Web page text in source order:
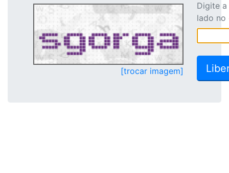
[trocar imagem]
Digite
lado no